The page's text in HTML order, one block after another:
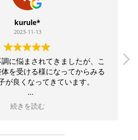
kurule*
2023-11-13
に悩まされてきましたが、こ
を受ける様になってからみる
が良くなってきています。
質問も丁寧に分かりやすく説明
で、常に安心感があります。
ら、身体がどんな状態にあるの
続きを読む